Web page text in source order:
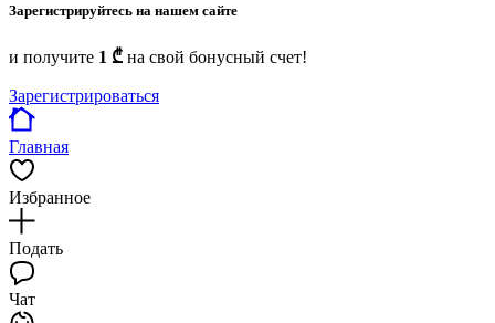
Зарегистрируйтесь на нашем сайте
и получите 1 ₾ на свой бонусный счет!
Зарегистрироваться
Главная
Избранное
Подать
Чат